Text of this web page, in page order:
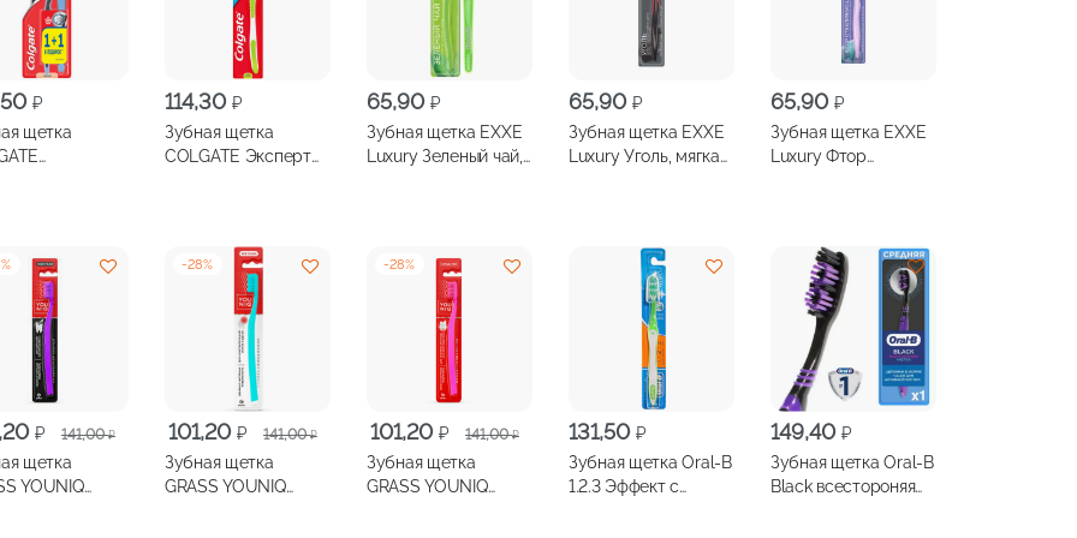
₽
щетка
114,30 ₽
Зубная щетка
COLGATE Эксперт
65,90 ₽
Зубная щетка EXXE
Luxury Зеленый чай,
65,90 ₽
Зубная щетка EXXE
Luxury Уголь, мягкая
65,90 ₽
Зубная щетка EXXE
Luxury Фтор
%
141,00₽
₽
₽.
щетка
YOUNIQ
-28%
141,00₽
Первоначальная
цена
составляла
101,20 ₽
Текущая
цена:
101,20 ₽.
Зубная щетка
GRASS YOUNIQ
-28%
141,00₽
Первоначальная
цена
составляла
101,20 ₽
Текущая
цена:
101,20 ₽.
Зубная щетка
GRASS YOUNIQ
131,50 ₽
Зубная щетка Oral-B
1.2.3 Эффект с
149,40 ₽
Зубная щетка Oral-B
Black всестороняя